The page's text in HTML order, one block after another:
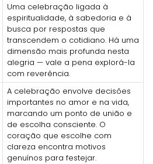
Uma celebração ligada à
espiritualidade, à sabedoria e à
busca por respostas que
transcendem o cotidiano. Há uma
dimensão mais profunda nesta
alegria — vale a pena explorá-la
com reverência.
A celebração envolve decisões
importantes no amor e na vida,
marcando um ponto de união e
de escolha consciente. O
coração que escolhe com
clareza encontra motivos
genuínos para festejar.